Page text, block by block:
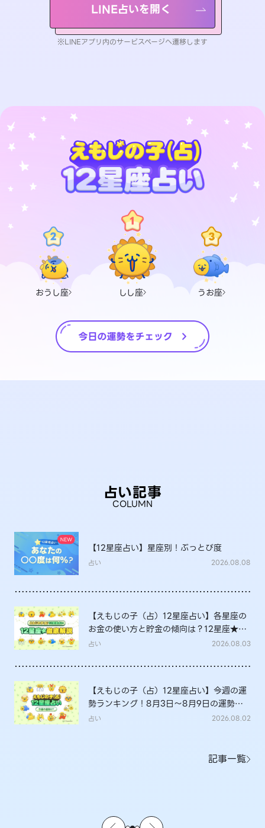
LINE占いを開く
※LINEアプリ内のサービスページへ遷移します
おうし座 しし座 うお座
占い記事
COLUMN
【12星座占い】星座別！ぶっとび度
占い 2026.08.08
【えもじの子（占）12星座占い】各星座の
お金の使い方と貯金の傾向は？12星座★徹
底解説
占い 2026.08.03
【えもじの子（占）12星座占い】今週の運
勢ランキング！8月3日～8月9日の運勢
は？
占い 2026.08.02
記事一覧